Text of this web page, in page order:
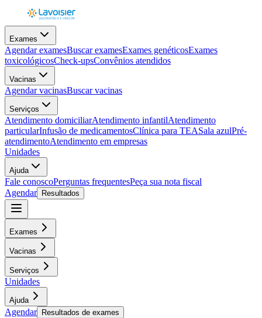
Exames
Agendar examesBuscar examesExames genéticosExames
toxicológicosCheck-upsConvênios atendidos
Vacinas
Agendar vacinasBuscar vacinas
Serviços
Atendimento domiciliarAtendimento infantilAtendimento
particularInfusão de medicamentosClínica para TEASala azulPré-
atendimentoAtendimento em empresas
Unidades
Ajuda
Fale conoscoPerguntas frequentesPeça sua nota fiscal
Agendar
Resultados
Exames
Vacinas
Serviços
Unidades
Ajuda
Agendar Resultados de exames